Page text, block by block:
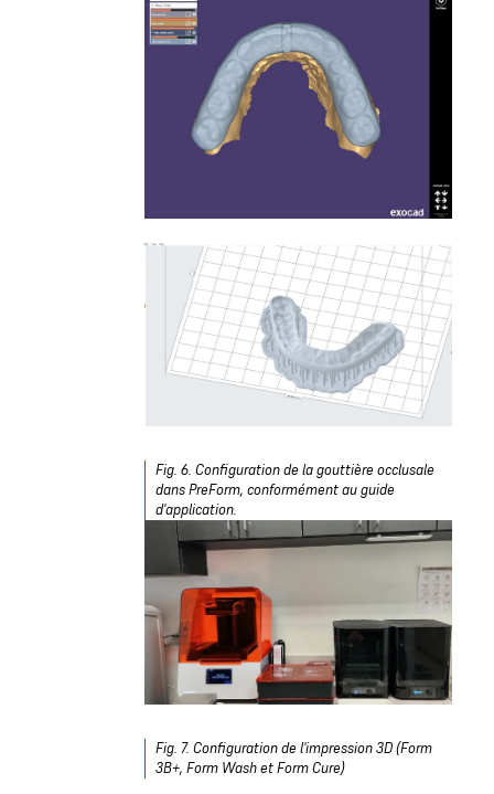
Fig. 6. Configuration de la gouttière occlusale
dans PreForm, conformément au guide
d'application.
Fig. 7. Configuration de l'impression 3D (Form
3B+, Form Wash et Form Cure)